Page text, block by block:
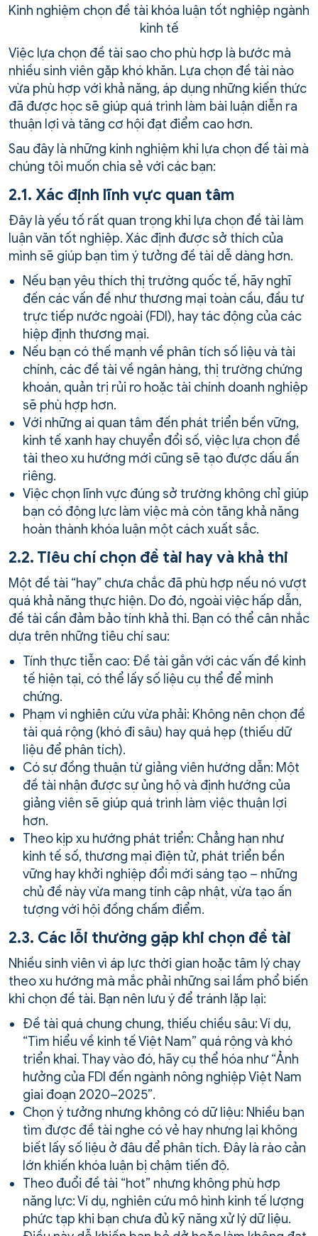
Kinh nghiệm chọn đề tài khóa luận tốt nghiệp ngành
kinh tế
Việc lựa chọn đề tài sao cho phù hợp là bước mà
nhiều sinh viên gặp khó khăn. Lựa chọn đề tài nào
vừa phù hợp với khả năng, áp dụng những kiến thức
đã được học sẽ giúp quá trình làm bài luận diễn ra
thuận lợi và tăng cơ hội đạt điểm cao hơn.
Sau đây là những kinh nghiệm khi lựa chọn đề tài mà
chúng tôi muốn chia sẻ với các bạn:
2.1. Xác định lĩnh vực quan tâm
Đây là yếu tố rất quan trọng khi lựa chọn đề tài làm
luận văn tốt nghiệp. Xác định được sở thích của
mình sẽ giúp bạn tìm ý tưởng đề tài dễ dàng hơn.
Nếu bạn yêu thích thị trường quốc tế, hãy nghĩ
đến các vấn đề như thương mại toàn cầu, đầu tư
trực tiếp nước ngoài (FDI), hay tác động của các
hiệp định thương mại.
Nếu bạn có thế mạnh về phân tích số liệu và tài
chính, các đề tài về ngân hàng, thị trường chứng
khoán, quản trị rủi ro hoặc tài chính doanh nghiệp
sẽ phù hợp hơn.
Với những ai quan tâm đến phát triển bền vững,
kinh tế xanh hay chuyển đổi số, việc lựa chọn đề
tài theo xu hướng mới cũng sẽ tạo được dấu ấn
riêng.
Việc chọn lĩnh vực đúng sở trường không chỉ giúp
bạn có động lực làm việc mà còn tăng khả năng
hoàn thành khóa luận một cách xuất sắc.
2.2. Tiêu chí chọn đề tài hay và khả thi
Một đề tài “hay” chưa chắc đã phù hợp nếu nó vượt
quá khả năng thực hiện. Do đó, ngoài việc hấp dẫn,
đề tài cần đảm bảo tính khả thi. Bạn có thể cân nhắc
dựa trên những tiêu chí sau:
Tính thực tiễn cao: Đề tài gắn với các vấn đề kinh
tế hiện tại, có thể lấy số liệu cụ thể để minh
chứng.
Phạm vi nghiên cứu vừa phải: Không nên chọn đề
tài quá rộng (khó đi sâu) hay quá hẹp (thiếu dữ
liệu để phân tích).
Có sự đồng thuận từ giảng viên hướng dẫn: Một
đề tài nhận được sự ủng hộ và định hướng của
giảng viên sẽ giúp quá trình làm việc thuận lợi
hơn.
Theo kịp xu hướng phát triển: Chẳng hạn như
kinh tế số, thương mại điện tử, phát triển bền
vững hay khởi nghiệp đổi mới sáng tạo – những
chủ đề này vừa mang tính cập nhật, vừa tạo ấn
tượng với hội đồng chấm điểm.
2.3. Các lỗi thường gặp khi chọn đề tài
Nhiều sinh viên vì áp lực thời gian hoặc tâm lý chạy
theo xu hướng mà mắc phải những sai lầm phổ biến
khi chọn đề tài. Bạn nên lưu ý để tránh lặp lại:
Đề tài quá chung chung, thiếu chiều sâu: Ví dụ,
“Tìm hiểu về kinh tế Việt Nam” quá rộng và khó
triển khai. Thay vào đó, hãy cụ thể hóa như “Ảnh
hưởng của FDI đến ngành nông nghiệp Việt Nam
giai đoạn 2020–2025”.
Chọn ý tưởng nhưng không có dữ liệu: Nhiều bạn
tìm được đề tài nghe có vẻ hay nhưng lại không
biết lấy số liệu ở đâu để phân tích. Đây là rào cản
lớn khiến khóa luận bị chậm tiến độ.
Theo đuổi đề tài “hot” nhưng không phù hợp
năng lực: Ví dụ, nghiên cứu mô hình kinh tế lượng
phức tạp khi bạn chưa đủ kỹ năng xử lý dữ liệu.